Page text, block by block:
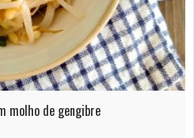
molho de gengibre